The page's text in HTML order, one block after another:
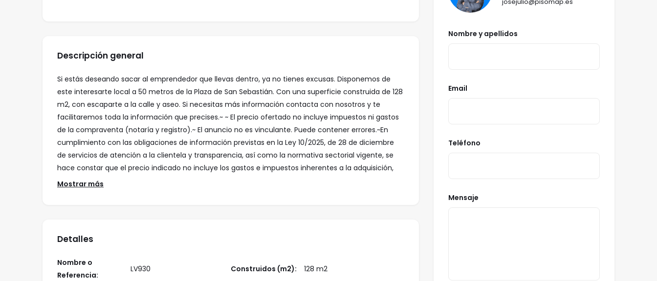
Descripción general
Si estás deseando sacar al emprendedor que llevas dentro, ya no tienes excusas. Disponemos de
este interesarte local a 50 metros de la Plaza de San Sebastián. Con una superficie construida de 128
m2, con escaparte a la calle y aseo. Si necesitas más información contacta con nosotros y te
facilitaremos toda la información que precises.~ ~ El precio ofertado no incluye impuestos ni gastos
de la compraventa (notaría y registro).~ El anuncio no es vinculante. Puede contener errores.~En
cumplimiento con las obligaciones de información previstas en la Ley 10/2025, de 28 de diciembre
de servicios de atención a la clientela y transparencia, así como la normativa sectorial vigente, se
hace constar que el precio indicado no incluye los gastos e impuestos inherentes a la adquisición,
los cuales se desglosan a continuación:~• Impuesto sobre Transmisiones patrimoniales (ITP): Se
notaría: los honorarios notariales se calcularán conforme al arancel oficial regulado en el Anexo I, del
inscripción en el Registro de la Propiedad se facturará según el arancel oficial establecido en el
Mostrar más
Detalles
Nombre o
Referencia:
LV930 Construidos (m2): 128 m2
Nombre y apellidos
Email
Teléfono
Mensaje